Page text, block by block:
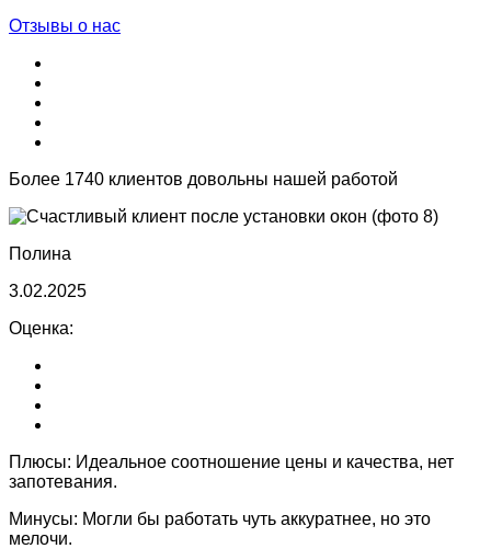
Отзывы о нас
Более 1740 клиентов довольны нашей работой
Полина
3.02.2025
Оценка:
Плюсы: Идеальное соотношение цены и качества, нет
запотевания.
Минусы: Могли бы работать чуть аккуратнее, но это
мелочи.